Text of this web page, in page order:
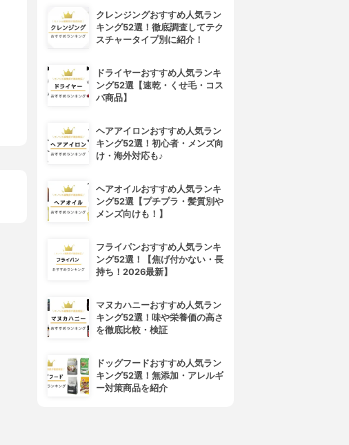
クレンジングおすすめ人気ラン
キング52選！徹底調査してテク
スチャータイプ別に紹介！
ドライヤーおすすめ人気ランキ
ング52選【速乾・くせ毛・コス
パ商品】
ヘアアイロンおすすめ人気ラン
キング52選！初心者・メンズ向
け・海外対応も♪
ヘアオイルおすすめ人気ランキ
ング52選【プチプラ・髪質別や
メンズ向けも！】
フライパンおすすめ人気ランキ
ング52選！【焦げ付かない・長
持ち！2026最新】
マヌカハニーおすすめ人気ラン
キング52選！味や栄養価の高さ
を徹底比較・検証
ドッグフードおすすめ人気ラン
キング52選！無添加・アレルギ
ー対策商品を紹介